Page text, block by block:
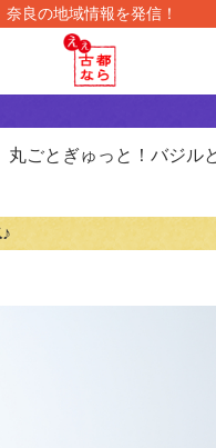
奈良の地域情報を発信！
丸ごとぎゅっと！バジル